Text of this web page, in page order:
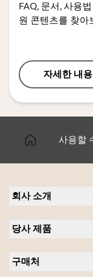
FAQ, 문서, 사용
원 콘텐츠를 찾아
자세한 내
사용할
회사 소개
채용
새 소식 및 보도자료
블로그 읽기
당사 제품
스피커폰
구매처